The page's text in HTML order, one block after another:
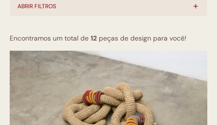
ABRIR FILTROS
Encontramos um total de 12 peças de design para você!